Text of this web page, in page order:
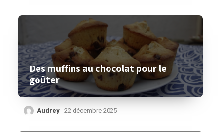
Des muffins au chocolat pour le
goûter
Audrey 22 décembre 2025